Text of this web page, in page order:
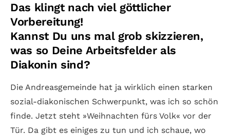
Das klingt nach viel göttlicher
Vorbereitung!
Kannst Du uns mal grob skizzieren,
was so Deine Arbeitsfelder als
Diakonin sind?
Die Andreasgemeinde hat ja wirklich einen starken
sozial-diakonischen Schwerpunkt, was ich so schön
finde. Jetzt steht »Weihnachten fürs Volk« vor der
Tür. Da gibt es einiges zu tun und ich schaue, wo